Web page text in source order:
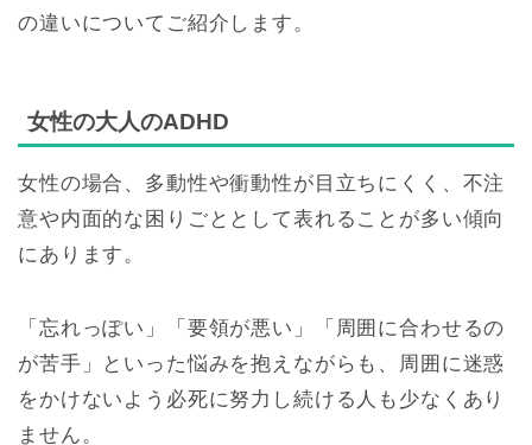
の違いについてご紹介します。
女性の大人のADHD
女性の場合、多動性や衝動性が目立ちにくく、不注
意や内面的な困りごととして表れることが多い傾向
にあります。
「忘れっぽい」「要領が悪い」「周囲に合わせるの
が苦手」といった悩みを抱えながらも、周囲に迷惑
をかけないよう必死に努力し続ける人も少なくあり
ません。